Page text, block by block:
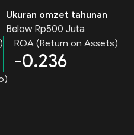
Ukuran omzet tahunan
Below Rp500 Juta
ROA (Return on Assets)
-0.236